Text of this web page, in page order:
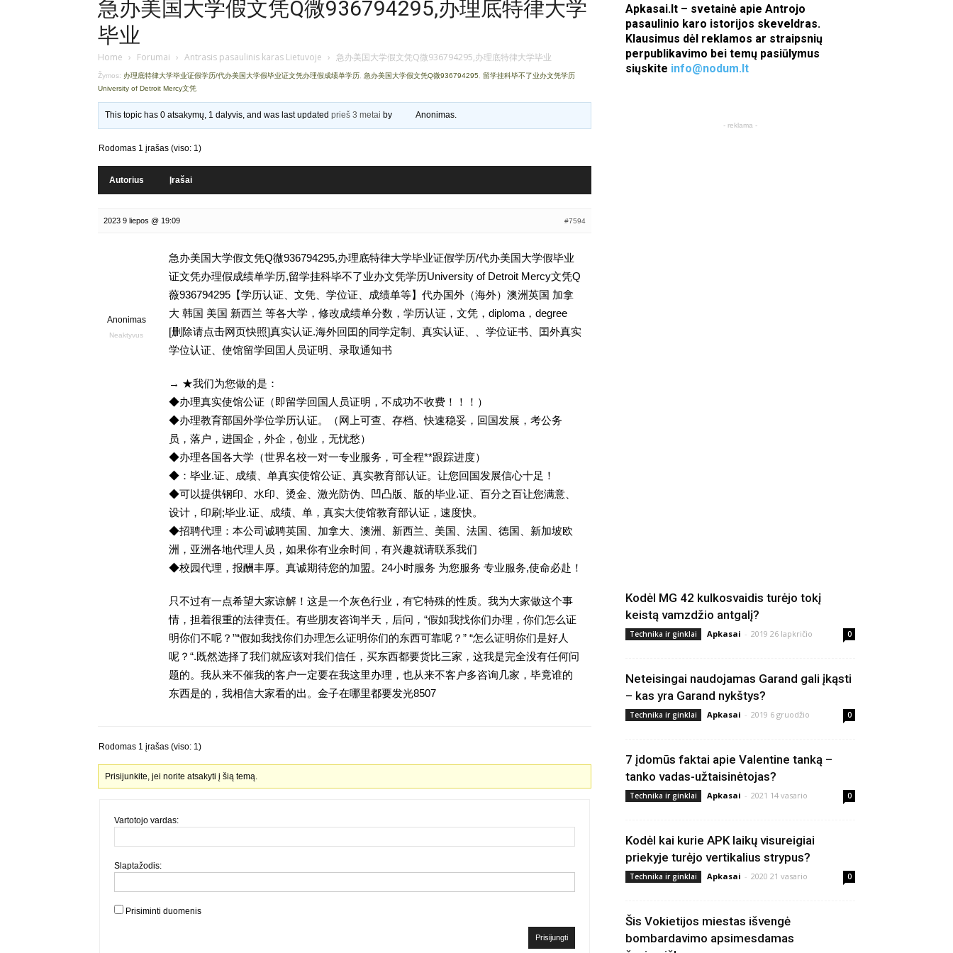
急办美国大学假文凭Q微936794295,办理底特律大学
毕业
Home › Forumai › Antrasis pasaulinis karas Lietuvoje › 急办美国大学假文凭Q微936794295,办理底特律大学毕业
Žymos: 办理底特律大学毕业证假学历/代办美国大学假毕业证文凭办理假成绩单学历 急办美国大学假文凭Q微936794295
留学挂科毕不了业办文凭学历
University of Detroit Mercy文凭
This topic has 0 atsakymų, 1 dalyvis, and was last updatedprieš 3 metai by Anonimas.
Rodomas 1 įrašas (viso: 1)
Autorius Įrašai
2023 9 liepos @ 19:09 #7594
Anonimas
Neaktyvus
急办美国大学假文凭Q微936794295,办理底特律大学毕业证假学历/代办美国大学假毕业
证文凭办理假成绩单学历,留学挂科毕不了业办文凭学历University of Detroit Mercy文凭Q
薇936794295【学历认证、文凭、学位证、成绩单等】代办国外（海外）澳洲英国 加拿
大 韩国 美国 新西兰 等各大学，修改成绩单分数，学历认证，文凭，diploma，degree
[删除请点击网页快照]真实认证.海外回囯的同学定制、真实认证、、学位证书、囯外真实
学位认证、使馆留学回囯人员证明、录取通知书
→ ★我们为您做的是：
◆办理真实使馆公证（即留学回国人员证明，不成功不收费！！！）
◆办理教育部国外学位学历认证。（网上可查、存档、快速稳妥，回国发展，考公务
员，落户，进国企，外企，创业，无忧愁）
◆办理各国各大学（世界名校一对一专业服务，可全程**跟踪进度）
◆：毕业.证、成绩、单真实使馆公证、真实教育部认证。让您回国发展信心十足！
◆可以提供钢印、水印、烫金、激光防伪、凹凸版、版的毕业.证、百分之百让您满意、
设计，印刷;毕业.证、成绩、单，真实大使馆教育部认证，速度快。
◆招聘代理：本公司诚聘英国、加拿大、澳洲、新西兰、美国、法国、德国、新加坡欧
洲，亚洲各地代理人员，如果你有业余时间，有兴趣就请联系我们
◆校园代理，报酬丰厚。真诚期待您的加盟。24小时服务 为您服务 专业服务,使命必赴！
只不过有一点希望大家谅解！这是一个灰色行业，有它特殊的性质。我为大家做这个事
情，担着很重的法律责任。有些朋友咨询半天，后问，“假如我找你们办理，你们怎么证
明你们不呢？”“假如我找你们办理怎么证明你们的东西可靠呢？” “怎么证明你们是好人
呢？“.既然选择了我们就应该对我们信任，买东西都要货比三家，这我是完全没有任何问
题的。我从来不催我的客户一定要在我这里办理，也从来不客户多咨询几家，毕竟谁的
东西是的，我相信大家看的出。金子在哪里都要发光8507
Rodomas 1 įrašas (viso: 1)
Prisijunkite, jei norite atsakyti į šią temą.
Vartotojo vardas:
Slaptažodis:
Prisiminti duomenis
Prisijungti
Apkasai.lt – svetainė apie Antrojo
pasaulinio karo istorijos skeveldras.
Klausimus dėl reklamos ar straipsnių
perpublikavimo bei temų pasiūlymus
siųskite info@nodum.lt
- reklama -
Kodėl MG 42 kulkosvaidis turėjo tokį
keistą vamzdžio antgalį?
Technika ir ginklai Apkasai - 2019 26 lapkričio 0
Neteisingai naudojamas Garand gali įkąsti
– kas yra Garand nykštys?
Technika ir ginklai Apkasai - 2019 6 gruodžio 0
7 įdomūs faktai apie Valentine tanką –
tanko vadas-užtaisinėtojas?
Technika ir ginklai Apkasai - 2021 14 vasario 0
Kodėl kai kurie APK laikų visureigiai
priekyje turėjo vertikalius strypus?
Technika ir ginklai Apkasai - 2020 21 vasario 0
Šis Vokietijos miestas išvengė
bombardavimo apsimesdamas